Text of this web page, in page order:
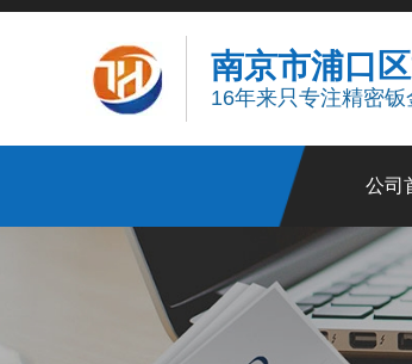
南京市浦口
16年来只专注精密
公司